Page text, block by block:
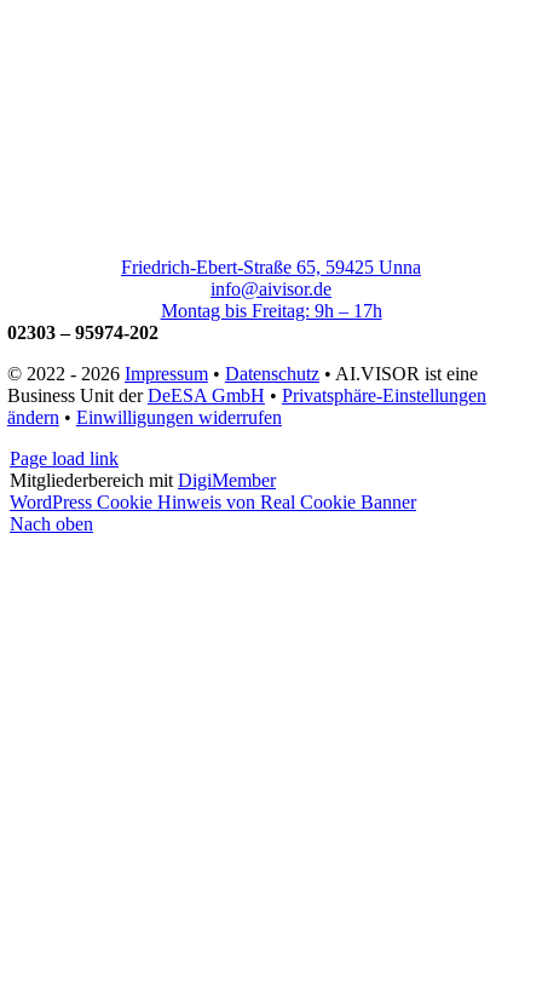
Friedrich-Ebert-Straße 65, 59425 Unna
info@aivisor.de
Montag bis Freitag: 9h – 17h
02303 – 95974-202
© 2022 - 2026 Impressum• Datenschutz• AI.VISOR ist eine
Business Unit derDeESA GmbH • Privatsphäre-Einstellungen
ändern• Einwilligungen widerrufen
Page load link
Mitgliederbereich mitDigiMember
WordPress Cookie Hinweis von Real Cookie Banner
Nach oben